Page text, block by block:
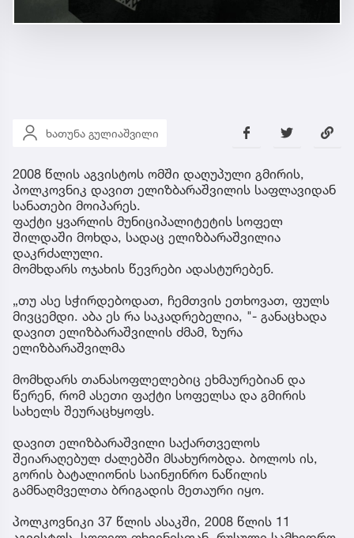
ხათუნა გულიაშვილი
2008 წლის აგვისტოს ომში დაღუპული გმირის,
პოლკოვნიკ დავით ელიზბარაშვილის საფლავიდან
სანათები მოიპარეს.
ფაქტი ყვარლის მუნიციპალიტეტის სოფელ
შილდაში მოხდა, სადაც ელიზბარაშვილია
დაკრძალული.
მომხდარს ოჯახის წევრები ადასტურებენ.
„თუ ასე სჭირდებოდათ, ჩემთვის ეთხოვათ, ფულს
მივცემდი. აბა ეს რა საკადრებელია, "- განაცხადა
დავით ელიზბარაშვილის ძმამ, ზურა
ელიზბარაშვილმა
მომხდარს თანასოფლელებიც ეხმაურებიან და
წერენ, რომ ასეთი ფაქტი სოფელსა და გმირის
სახელს შეურაცხყოფს.
დავით ელიზბარაშვილი საქართველოს
შეიარაღებულ ძალებში მსახურობდა. ბოლოს ის,
გორის ბატალიონის საინჟინრო ნაწილის
გამნაღმველთა ბრიგადის მეთაური იყო.
პოლკოვნიკი 37 წლის ასაკში, 2008 წლის 11